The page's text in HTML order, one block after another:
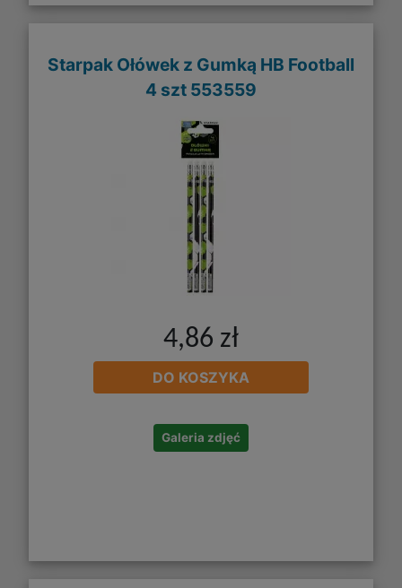
Starpak Ołówek z Gumką HB Football
4 szt 553559
4,86 zł
DO KOSZYKA
Galeria zdjęć